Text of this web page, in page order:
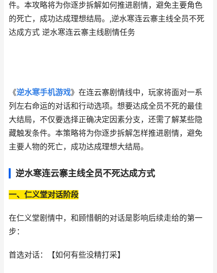
件。本攻略将为你逐步拆解如何推进剧情，避免主要角色
的死亡，成功达成理想结局。,逆水寒连云寨主线全员不死
达成方式 逆水寒连云寨主线剧情任务
《逆水寒手机游戏》在连云寨剧情线中，玩家将面对一系
列左右命运的对话和行动选项。想要达成全员不死的最佳
大结局，不仅要选择正确决定因素分支，还需了解某些隐
藏触发条件。本策略将为你逐步拆解怎样推进剧情，避免
主要人物的死亡，成功达成理想大结局。
逆水寒连云寨主线全员不死达成方式
一、仁义堂对话阶段
在仁义堂剧情中，和顾惜朝的对话是影响后续走给的第一
步：
首选对话：【如何有些没精打采】